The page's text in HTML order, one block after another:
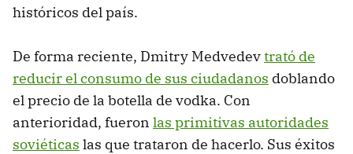
históricos del país.
De forma reciente, Dmitry Medvedevtrató de
reducir el consumo de sus ciudadanos doblando
el precio de la botella de vodka. Con
anterioridad, fueron las primitivas autoridades
soviéticas las que trataron de hacerlo. Sus éxitos